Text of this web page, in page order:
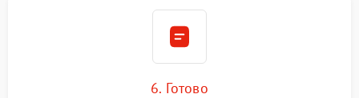
6. Готово